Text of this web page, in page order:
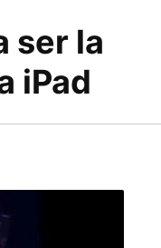
ser la
iPad